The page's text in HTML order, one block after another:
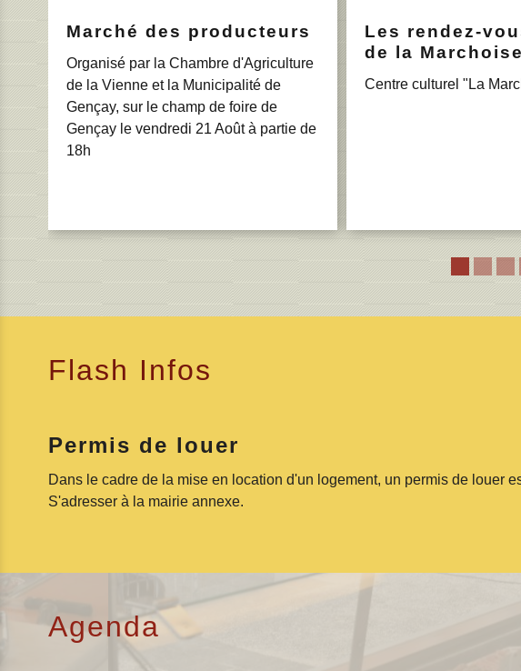
Marché des producteurs
Organisé par la Chambre d'Agriculture
de la Vienne et la Municipalité de
Gençay, sur le champ de foire de
Gençay le vendredi 21 Août à partie de
18h
Les rendez-
de la Marchoise
Centre culturel "La
Flash Infos
Permis de louer
Dans le cadre de la mise en location d'un logement, un permis de louer
S'adresser à la mairie annexe.
Agenda